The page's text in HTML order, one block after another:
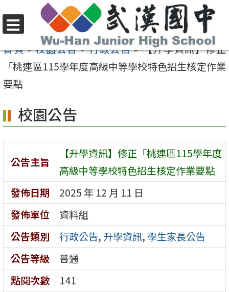
至
內
區
選
單
首頁>校園公告>行政公告>【升學資訊】修正
「桃連區115學年度高級中等學校特色招生核定作業
要點
校園公告
公告主旨
【升學資訊】修正「桃連區115學年度
高級中等學校特色招生核定作業要點
發佈日期
2025 年 12 月 11 日
發佈單位
資料組
公告類別
行政公告, 升學資訊, 學生家長公告
公告等級
普通
點閱次數
141